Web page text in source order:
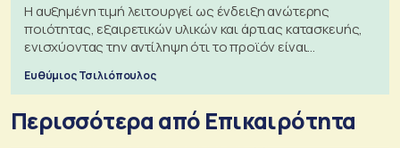
Η αυξημένη τιμή λειτουργεί ως ένδειξη ανώτερης
ποιότητας, εξαιρετικών υλικών και άρτιας κατασκευής,
ενισχύοντας την αντίληψη ότι το προϊόν είναι
Ευθύμιος Τσιλιόπουλος
Περισσότερα από Επικαιρότητα